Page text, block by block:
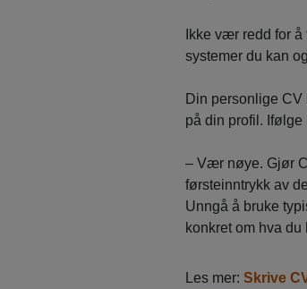
Ikke vær redd for
systemer du kan
Din personlige
på din profil.
– Vær nøye. Gjør
førsteinntrykk av
Unngå å bruke
konkret om hva
Les mer: Skrive